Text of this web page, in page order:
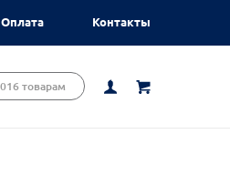
Оплата Контакты